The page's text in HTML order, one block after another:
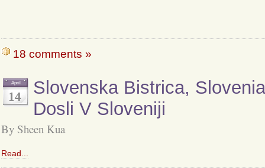
18 comments »
April
14
Slovenska Bistrica,
Dosli V Sloveniji
By Sheen Kua
Read...